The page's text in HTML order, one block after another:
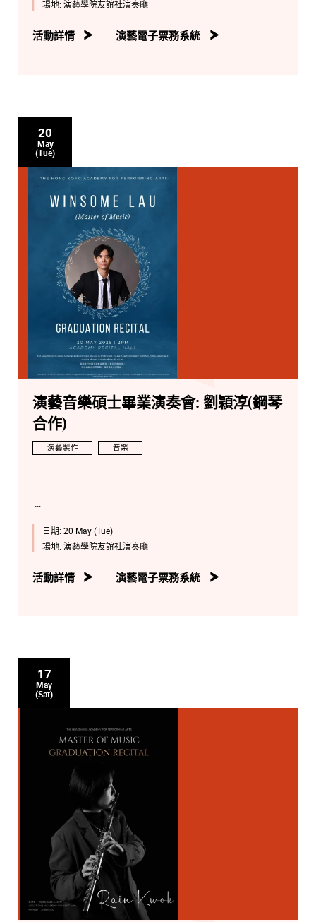
場地: 演藝學院友誼社演奏廳
活動詳情 演藝電子票務系統
20
May
(Tue)
演藝音樂碩士畢業演奏會: 劉穎淳(鋼琴
合作)
演藝製作 音樂
日期: 20 May (Tue)
場地: 演藝學院友誼社演奏廳
活動詳情 演藝電子票務系統
17
May
(Sat)